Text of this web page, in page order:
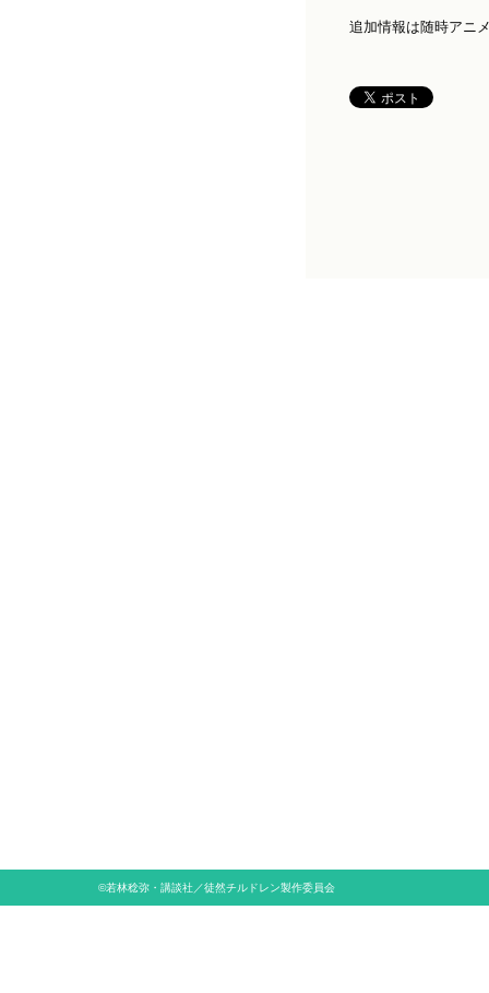
追加情報は随時アニ
©若林稔弥・講談社／徒然チルドレン製作委員会